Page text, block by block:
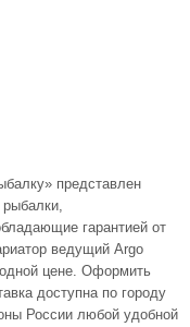
представлен
гарантией от
ведущий Argo
цене. Оформить
доступна по городу
России любой удобной